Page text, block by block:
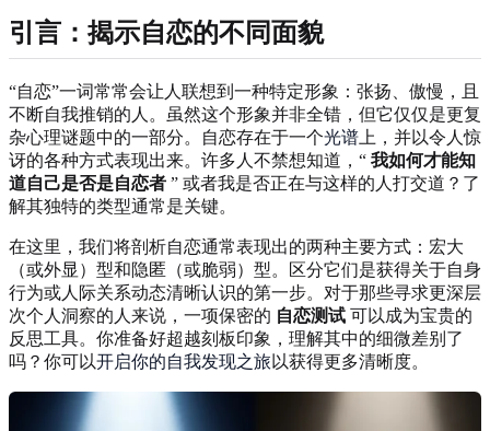
引言：揭示自恋的不同面貌
“自恋”一词常常会让人联想到一种特定形象：张扬、傲慢，且
不断自我推销的人。虽然这个形象并非全错，但它仅仅是更复
杂心理谜题中的一部分。自恋存在于一个光谱 上，并以令人惊
讶的各种方式表现出来。许多人不禁想知道，“ 我如何才能知
道自己是否是自恋者 ” 或者我是否正在与这样的人打交道？了
解其独特的类型通常是关键。
在这里，我们将剖析自恋通常表现出的两种主要方式：宏大
（或外显）型和隐匿（或脆弱）型。区分它们是获得关于自身
行为或人际关系动态清晰认识的第一步。对于那些寻求更深层
次个人洞察的人来说，一项保密的 自恋测试 可以成为宝贵的
反思工具。你准备好超越刻板印象，理解其中的细微差别了
吗？你可以开启你的自我发现之旅 以获得更多清晰度。